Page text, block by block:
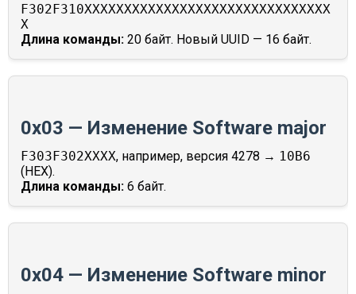
F302F310XXXXXXXXXXXXXXXXXXXXXXXXXXXXXXX
X
Длина команды: 20 байт. Новый UUID — 16 байт.
0x03 — Изменение Software major
F303F302XXXX, например, версия 4278 → 10B6
(HEX).
Длина команды: 6 байт.
0x04 — Изменение Software minor